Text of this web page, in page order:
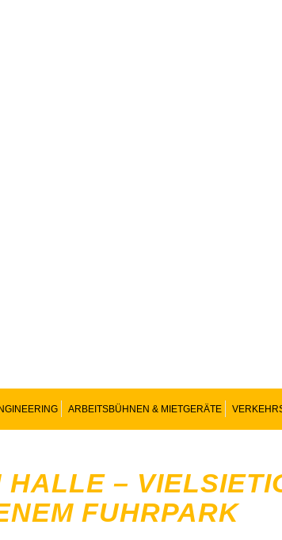
ARBEITSBÜHNEN & MIETGERÄTE
–
FUHRPARK